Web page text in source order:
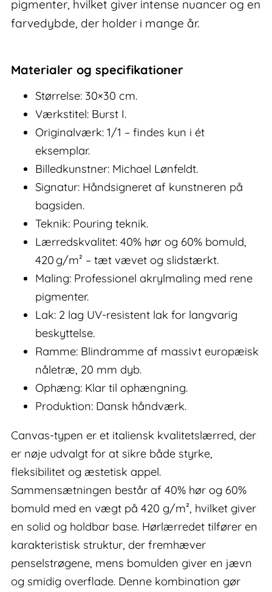
pigmenter, hvilket giver intense nuancer og en
farvedybde, der holder i mange år.
Materialer og specifikationer
Størrelse: 30×30 cm.
Værkstitel: Burst I.
Originalværk: 1/1 – findes kun i ét
eksemplar.
Billedkunstner: Michael Lønfeldt.
Signatur: Håndsigneret af kunstneren på
bagsiden.
Teknik: Pouring teknik.
Lærredskvalitet: 40% hør og 60% bomuld,
420 g/m² – tæt vævet og slidstærkt.
Maling: Professionel akrylmaling med rene
pigmenter.
Lak: 2 lag UV-resistent lak for langvarig
beskyttelse.
Ramme: Blindramme af massivt europæisk
nåletræ, 20 mm dyb.
Ophæng: Klar til ophængning.
Produktion: Dansk håndværk.
Canvas-typen er et italiensk kvalitetslærred, der
er nøje udvalgt for at sikre både styrke,
fleksibilitet og æstetisk appel.
Sammensætningen består af 40% hør og 60%
bomuld med en vægt på 420 g/m², hvilket giver
en solid og holdbar base. Hørlærredet tilfører en
karakteristisk struktur, der fremhæver
penselstrøgene, mens bomulden giver en jævn
og smidig overflade. Denne kombination gør